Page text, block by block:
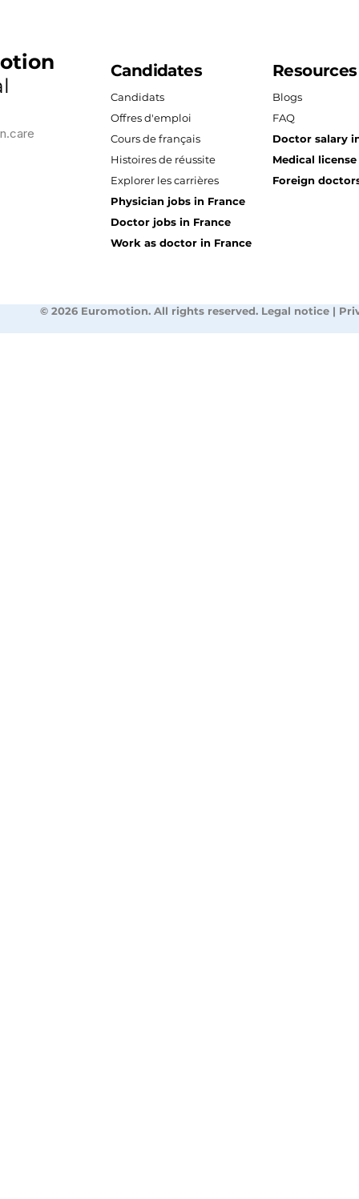
Candidates
Candidats
Offres d'emploi
Cours de français
Histoires de réussite
Explorer les carrières
Physician jobs in France
Doctor jobs in France
Work as doctor in France
Resources
Blogs
FAQ
Doctor salary
Medical
Foreign
© 2026 Euromotion. All rights reserved. Legal notice |